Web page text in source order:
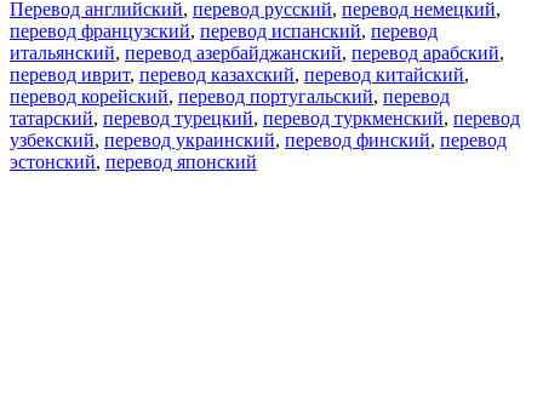
Перевод английский, перевод русский, перевод немецкий,
перевод французский, перевод испанский, перевод
итальянский, перевод азербайджанский, перевод арабский,
перевод иврит, перевод казахский, перевод китайский,
перевод корейский, перевод португальский, перевод
татарский, перевод турецкий, перевод туркменский, перевод
узбекский, перевод украинский, перевод финский, перевод
эстонский, перевод японский